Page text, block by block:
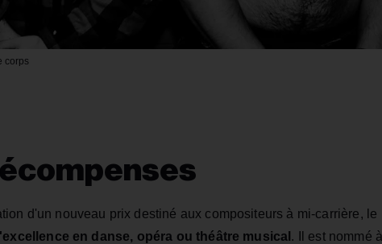
corps
d'un nouveau prix destiné aux compositeurs à mi-carrière, le
en danse, opéra ou théâtre musical . Il est nommé à